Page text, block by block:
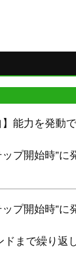
能力を発動
プ開始時”に
プ開始時”に
まで繰り返